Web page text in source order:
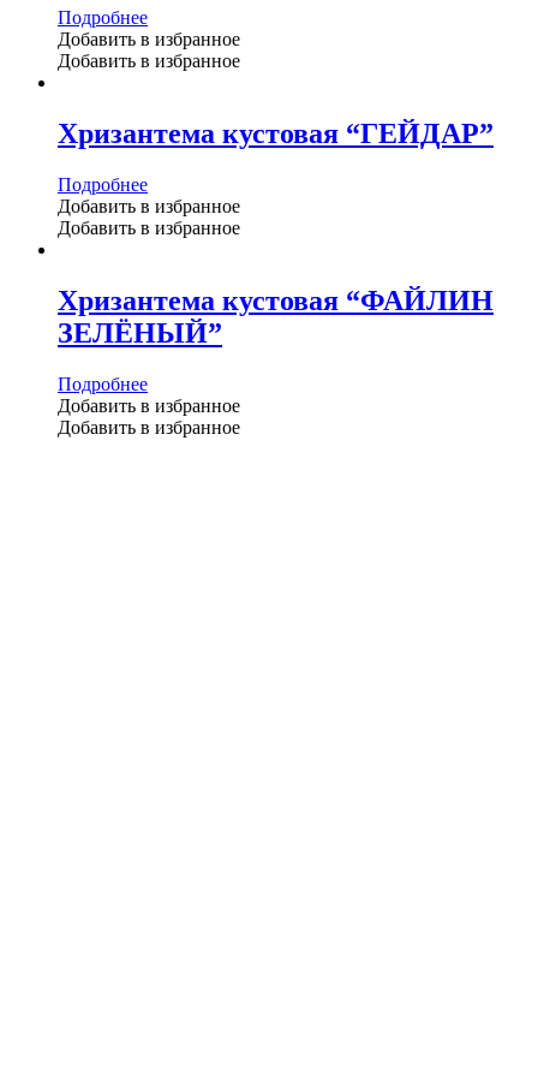
Подробнее
Добавить в избранное
Добавить в избранное
Хризантема кустовая “ГЕЙДАР”
Подробнее
Добавить в избранное
Добавить в избранное
Хризантема кустовая “ФАЙЛИН
ЗЕЛЁНЫЙ”
Подробнее
Добавить в избранное
Добавить в избранное